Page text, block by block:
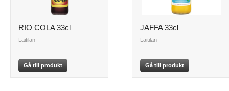
RIO COLA 33cl
Laitilan
Gå till produkt
JAFFA 33cl
Laitilan
Gå till produkt